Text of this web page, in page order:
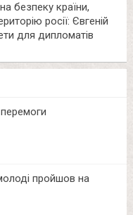
безпеку країни,
росії: Євгеній
для дипломатів
пройшов на